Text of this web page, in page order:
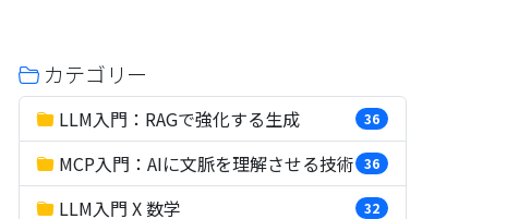
カテゴリー
LLM入門：RAGで強化する生成 36
MCP入門：AIに文脈を理解させる技術 36
LLM入門 X 数学 32